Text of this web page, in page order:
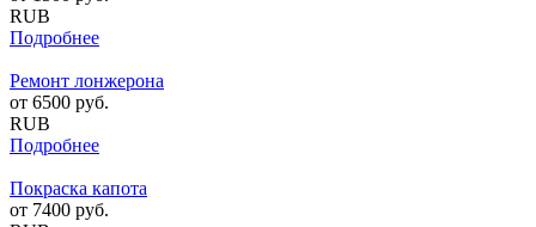
RUB
Подробнее
Ремонт лонжерона
от 6500 руб.
RUB
Подробнее
Покраска капота
от 7400 руб.